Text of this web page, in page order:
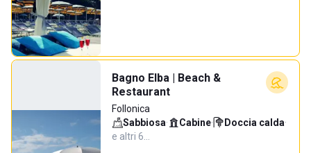
Bagno Elba | Beach &
Restaurant
Follonica
Sabbiosa· Cabine· Doccia calda·
e altri 6…